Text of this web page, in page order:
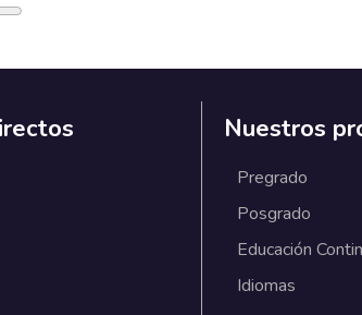
Nuestros
Pregrado
Posgrado
Educación
Idiomas